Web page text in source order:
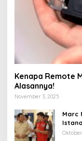
Kenapa Remote
Alasannya!
November 3, 2025
Marc
2025